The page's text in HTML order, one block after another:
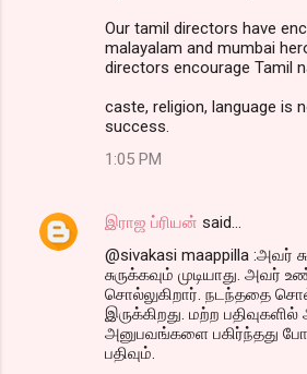
Our tamil directors have
malayalam and mumbai
directors encourage Tamil
caste, religion, language is
success.
1:05 PM
இராஜ ப்ரியன் said…
@sivakasi maappilla :அவர்
சுருக்கவும் முடியாது.
சொல்லுகிறார். நடந்ததை
இருக்கிறது. மற்ற
அனுபவங்களை பகிர்ந்தது
பதிவும்.